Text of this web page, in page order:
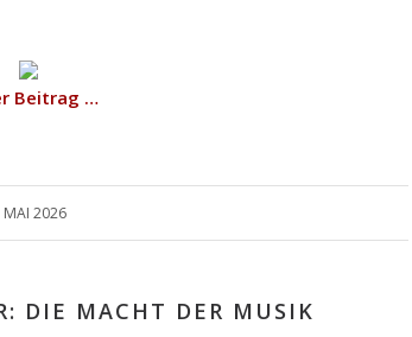
Beitrag …
MAI 2026
DIE MACHT DER MUSIK